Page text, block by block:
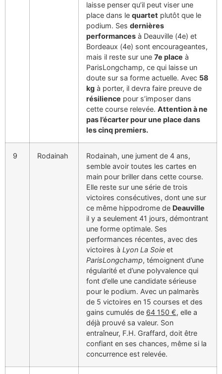
laisse penser qu’il peut viser une
place dans le quartet plutôt que le
podium. Ses dernières
performances à Deauville (4e) et
Bordeaux (4e) sont encourageantes,
mais il reste sur une 7e place à
ParisLongchamp, ce qui laisse un
doute sur sa forme actuelle. Avec 58
kg à porter, il devra faire preuve de
résilience pour s’imposer dans
cette course relevée. Attention à ne
pas l’écarter pour une place dans
les cinq premiers.
9 Rodainah
Rodainah, une jument de 4 ans,
semble avoir toutes les cartes en
main pour briller dans cette course.
Elle reste sur une série de trois
victoires consécutives, dont une sur
ce même hippodrome de Deauville
il y a seulement 41 jours, démontrant
une forme optimale. Ses
performances récentes, avec des
victoires à Lyon La Soie et
ParisLongchamp, témoignent d’une
régularité et d’une polyvalence qui
font d’elle une candidate sérieuse
pour le podium. Avec un palmarès
de 5 victoires en 15 courses et des
gains cumulés de 64 150 €, elle a
déjà prouvé sa valeur. Son
entraîneur, F.H. Graffard, doit être
confiant en ses chances, même si la
concurrence est relevée.